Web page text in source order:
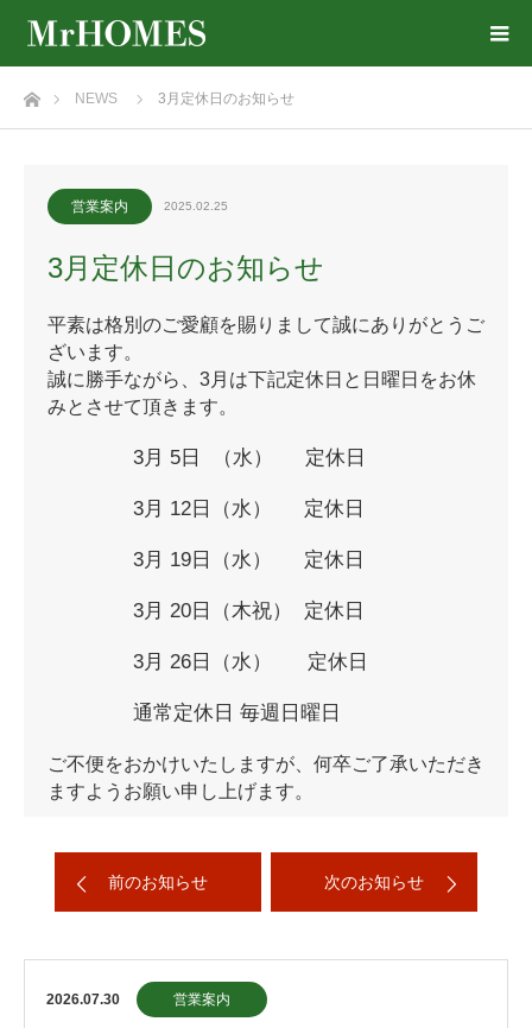
ホームNEWS 3月定休日のお知らせ
営業案内 2025.02.25
3月定休日のお知らせ
平素は格別のご愛顧を賜りまして誠にありがとうご
ざいます。
誠に勝手ながら、3月は下記定休日と日曜日をお休
みとさせて頂きます。
3月 5日 （水） 定休日
3月 12日（水） 定休日
3月 19日（水） 定休日
3月 20日（木祝） 定休日
3月 26日（水） 定休日
通常定休日 毎週日曜日
ご不便をおかけいたしますが、何卒ご了承いただき
ますよう お願い申し上げます。
前のお知らせ 次のお知らせ
2026.07.30 営業案内